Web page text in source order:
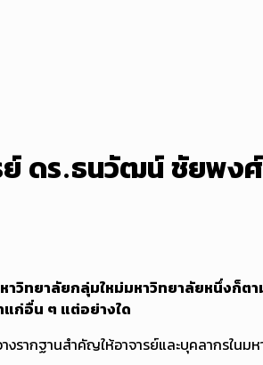
ดร.ธนวัฒน์ ชัยพงศ์
วิทยาลัยกลุ่มใหม่มหาวิทยาลัยหนึ่งก็ต
แก่อื่น ๆ แต่อย่างใด
ากฐานสำคัญให้อาจารย์และบุคลากรในมห